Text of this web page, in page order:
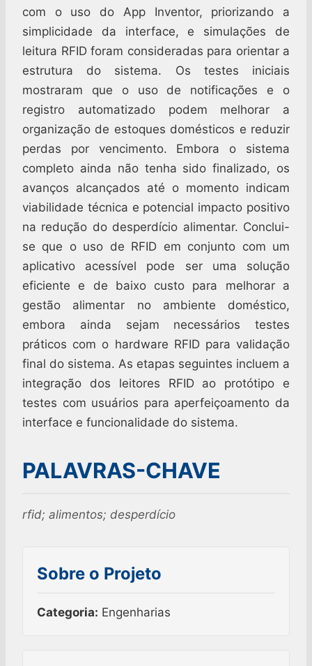
com o uso do App Inventor, priorizando a
simplicidade da interface, e simulações de
leitura RFID foram consideradas para orientar a
estrutura do sistema. Os testes iniciais
mostraram que o uso de notificações e o
registro automatizado podem melhorar a
organização de estoques domésticos e reduzir
perdas por vencimento. Embora o sistema
completo ainda não tenha sido finalizado, os
avanços alcançados até o momento indicam
viabilidade técnica e potencial impacto positivo
na redução do desperdício alimentar. Conclui-
se que o uso de RFID em conjunto com um
aplicativo acessível pode ser uma solução
eficiente e de baixo custo para melhorar a
gestão alimentar no ambiente doméstico,
embora ainda sejam necessários testes
práticos com o hardware RFID para validação
final do sistema. As etapas seguintes incluem a
integração dos leitores RFID ao protótipo e
testes com usuários para aperfeiçoamento da
interface e funcionalidade do sistema.
PALAVRAS-CHAVE
rfid; alimentos; desperdício
Sobre o Projeto
Categoria: Engenharias